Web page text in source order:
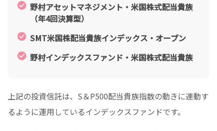
野村アセットマネジメント・米国株式配当貴族
（年4回決算型）
SMT米国株配当貴族インデックス・オープン
野村インデックスファンド・米国株式配当貴族
上記の投資信託は、S＆P500配当貴族指数の動きに連動す
るように運用しているインデックスファンドです。